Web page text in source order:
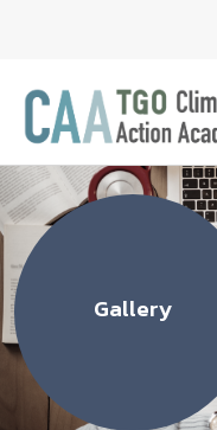
Gallery